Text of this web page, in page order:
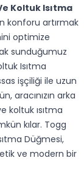
Koltuk Isıtma
konforu artırmak
optimize
sunduğumuz
Isıtma
işçiliği ile uzun
aracınızın arka
koltuk ısıtma
kılar. Togg
Düğmesi,
ve modern bir